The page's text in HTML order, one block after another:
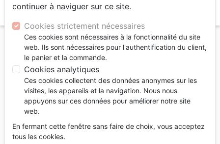
Accueil Auteurs Anderson Neil T.
Neil T. Anderson
Neil T. Anderson est le fondateur et le président de
Freedom in Christ Ministries. Ingénieur en aérospatiale,
pasteur puis directeur d'études de la Faculté de
théologie pratique de Talbot (USA), il s'est spécialisé
dans le conseil en relation d'aide. Orateur
mondialement reconnu, il est l'auteur de plus de 30
continuer à naviguer sur ce site.
Cookies strictement nécessaires
Ces cookies sont nécessaires à la fonctionnalité du site
web. Ils sont nécessaires pour l'authentification du client,
le panier et la commande.
Cookies analytiques
Ces cookies collectent des données anonymes sur les
visites, les appareils et la navigation. Nous nous
appuyons sur ces données pour améliorer notre site
web.
En fermant cette fenêtre sans faire de choix, vous acceptez
tous les cookies.